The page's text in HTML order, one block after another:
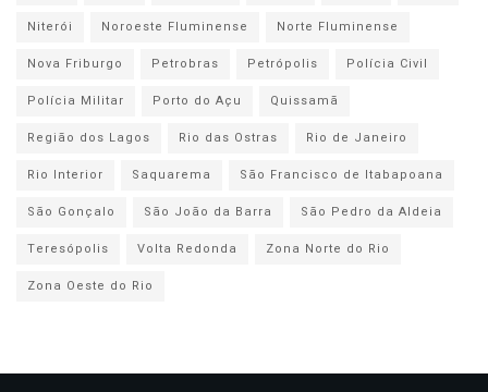
Niterói
Noroeste Fluminense
Norte Fluminense
Nova Friburgo
Petrobras Petrópolis
Polícia Civil
Polícia Militar
Porto do Açu
Quissamã
Região dos Lagos
Rio das Ostras
Rio de Janeiro
Rio Interior
Saquarema
São Francisco de Itabapoana
São Gonçalo
São João da Barra
São Pedro da Aldeia
Teresópolis
Volta Redonda
Zona Norte do Rio
Zona Oeste do Rio